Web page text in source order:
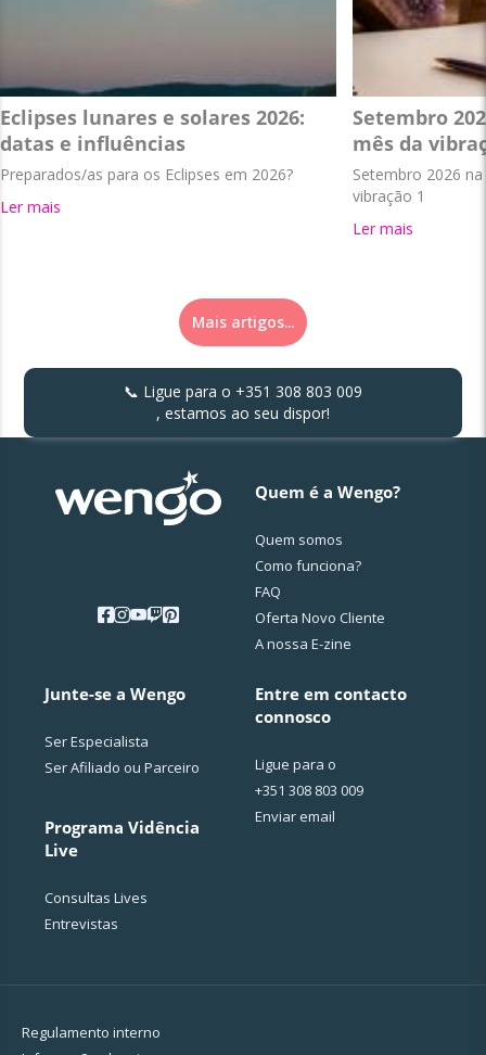
Eclipses lunares e solares 2026:
datas e influências
Preparados/as para os Eclipses em 2026?
Ler mais
Setembro
mês da
Setembro 2026
vibração 1
Ler mais
Mais artigos...
📞 Ligue para o +351 308 803 009
, estamos ao seu dispor!
Quem é a Wengo?
Quem somos
Como funciona?
FAQ
Oferta Novo Cliente
A nossa E-zine
Junte-se a Wengo
Ser Especialista
Ser Afiliado ou Parceiro
Programa Vidência
Live
Consultas Lives
Entrevistas
Entre em contacto
connosco
Ligue para o
+351 308 803 009
Enviar email
Regulamento interno